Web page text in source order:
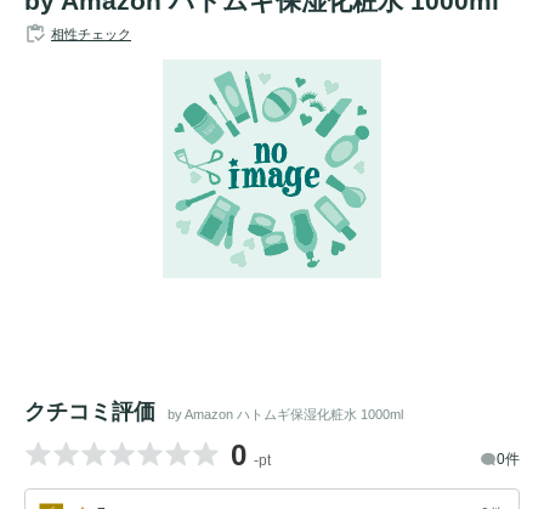
相性チェック
クチコミ評価 by Amazon ハトムギ保湿化粧水 1000ml
0 -pt 0件